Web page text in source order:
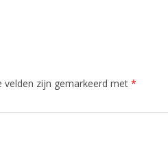
velden zijn gemarkeerd met *